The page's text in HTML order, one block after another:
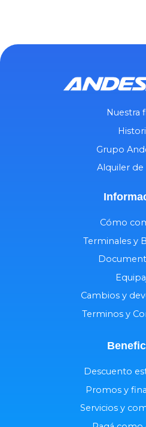
Nuestra
Grupo
Alquiler de
Cómo
Terminales y
Cambios y
Terminos y
Descuento
Promos y
Servicios y